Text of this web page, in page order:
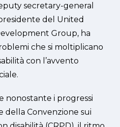
secretary-general
del United
Group, ha
che si moltiplicano
con l’avvento
nonostante i progressi
della Convenzione sui